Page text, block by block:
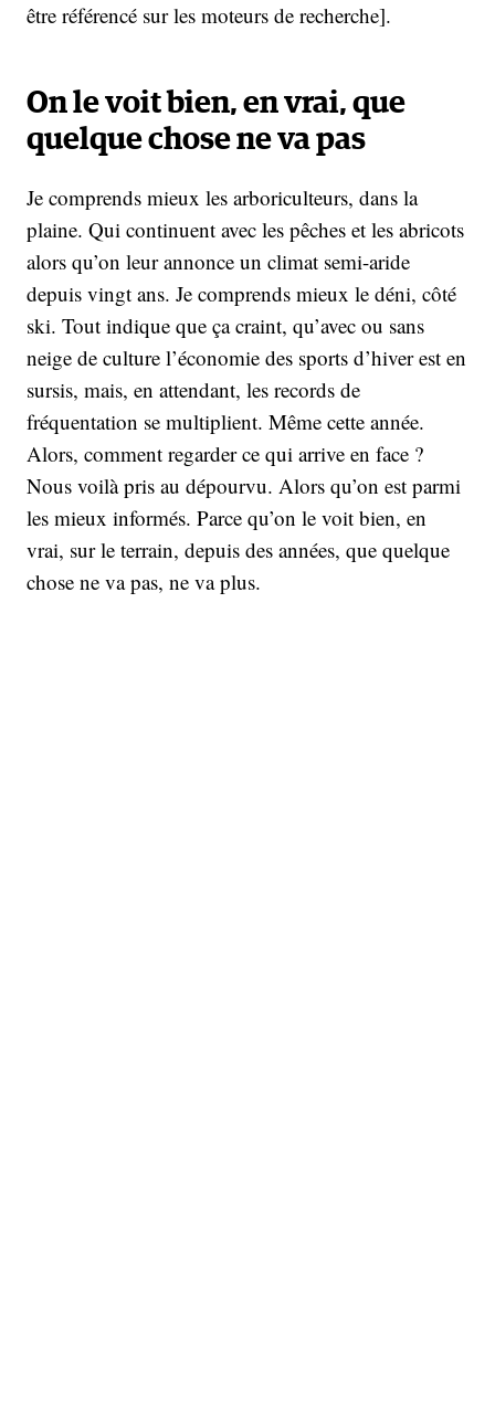
être référencé sur les moteurs de recherche].
On le voit bien, en vrai, que
quelque chose ne va pas
Je comprends mieux les arboriculteurs, dans la
plaine. Qui continuent avec les pêches et les abricots
alors qu’on leur annonce un climat semi-aride
depuis vingt ans. Je comprends mieux le déni, côté
ski. Tout indique que ça craint, qu’avec ou sans
neige de culture l’économie des sports d’hiver est en
sursis, mais, en attendant, les records de
fréquentation se multiplient. Même cette année.
Alors, comment regarder ce qui arrive en face ?
Nous voilà pris au dépourvu. Alors qu’on est parmi
les mieux informés. Parce qu’on le voit bien, en
vrai, sur le terrain, depuis des années, que quelque
chose ne va pas, ne va plus.